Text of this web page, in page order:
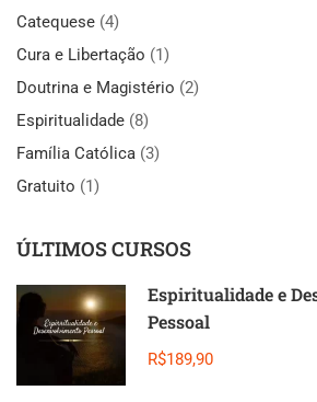
Catequese (4)
Cura e Libertação (1)
Doutrina e Magistério (2)
Espiritualidade (8)
Família Católica (3)
Gratuito (1)
ÚLTIMOS CURSOS
Espiritualidade e
Pessoal
R$189,90